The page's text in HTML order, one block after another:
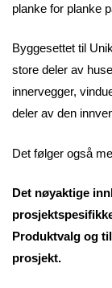
planke for planke
Byggesettet til
store deler av
innervegger,
deler av den
Det følger også
Det nøyaktige
Produktvalg og
prosjekt.